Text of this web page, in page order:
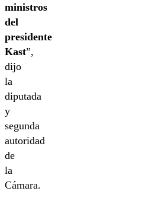
ministros
del
presidente
Kast”,
dijo
la
diputada
y
segunda
autoridad
de
la
Cámara.